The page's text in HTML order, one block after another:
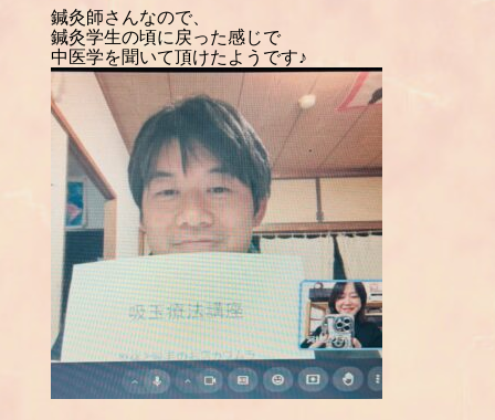
鍼灸師さんなので、
鍼灸学生の頃に戻った感じで
中医学を聞いて頂けたようです♪